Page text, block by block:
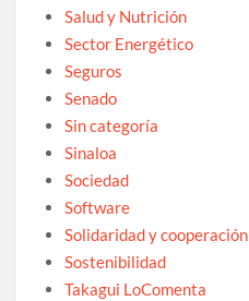
Salud y Nutrición
Sector Energético
Seguros
Senado
Sin categoría
Sinaloa
Sociedad
Software
Solidaridad y cooperación
Sostenibilidad
Takagui LoComenta